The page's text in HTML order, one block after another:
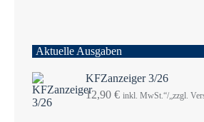
Aktuelle Ausgaben
KFZanzeiger 3/26
12,90 € inkl. MwSt.“/„zzgl.